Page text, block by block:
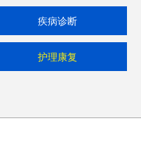
疾病诊断
护理康复